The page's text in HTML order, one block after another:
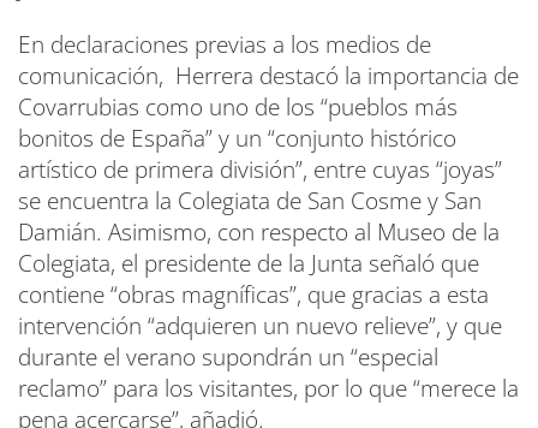
En declaraciones previas a los medios de
comunicación, Herrera destacó la importancia de
Covarrubias como uno de los “pueblos más
bonitos de España” y un “conjunto histórico
artístico de primera división”, entre cuyas “joyas”
se encuentra la Colegiata de San Cosme y San
Damián. Asimismo, con respecto al Museo de la
Colegiata, el presidente de la Junta señaló que
contiene “obras magníficas”, que gracias a esta
intervención “adquieren un nuevo relieve”, y que
durante el verano supondrán un “especial
reclamo” para los visitantes, por lo que “merece la
pena acercarse”, añadió.